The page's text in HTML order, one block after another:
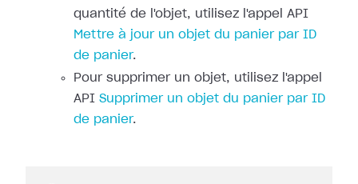
quantité de l'objet, utilisez l'appel API
Mettre à jour un objet du panier par ID
de panier.
Pour supprimer un objet, utilisez l'appel
API Supprimer un objet du panier par ID
de panier.